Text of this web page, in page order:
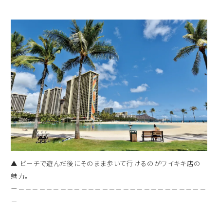
▲ ビーチで遊んだ後にそのまま歩いて行けるのがワイキキ店の
魅力。
ー－－－－－－－－－－－－－－－－－－－－－－－－－－－
－